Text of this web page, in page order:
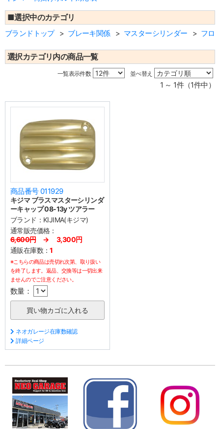
■選択中のカテゴリ
ブランドトップ ブレーキ関係 マスターシリンダー フロ
選択カテゴリ内の商品一覧
一覧表示件数 並べ替え
1 ～ 1件（1件中）
商品番号 011929
キジマ ブラスマスターシリンダ
ーキャップ 08-13y ツアラー
ブランド： KIJIMA(キジマ)
通常販売価格：
6,600円→ 3,300円
通販在庫数：1
※こちらの商品は売切れ次第、取り扱い
を終了します。返品、交換等は一切出来
ませんのでご注意ください。
数量：
ネオガレージ在庫数確認
詳細ページ